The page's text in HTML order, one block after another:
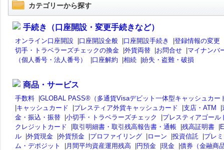
カテゴリーから探す
手続き（口座開設・変更手続きなど）
オンライン口座開設 |口座開設全般 |口座開設手続き |登録情報の変更
切手・トラベラーズチェックの換金 |外貨両替 |お問合せ |マイナンバ
（個人番号・法人番号）
|口座解約 |相続 |紛失・盗難・破損
商品・サービス
手数料 |GLOBAL PASS®（多通貨Visaデビット一体型キャッシュカー
|キャッシュカード |プレスティア外貨キャッシュカード |支店・ATM |
金・振込・振替 |小切手・トラベラーズチェック |プレスティアゴール
クレジットカード
|取引明細書・取引残高報告書・通帳 |残高証明書 |
ル |外貨現金 |外貨預金 |プロファイリング |ローン |投資信託 |プレ
ム・デポジット
| 月間平均資産運用残高 |円預金 |現金 |債券（金融商